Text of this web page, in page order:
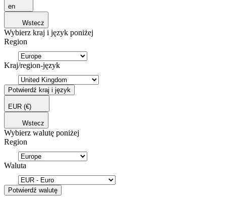
en
Wstecz
Wybierz kraj i język poniżej
Region
Kraj/region-język
Potwierdź kraj i język
EUR (€)
Wstecz
Wybierz walutę poniżej
Region
Waluta
Potwierdź walutę